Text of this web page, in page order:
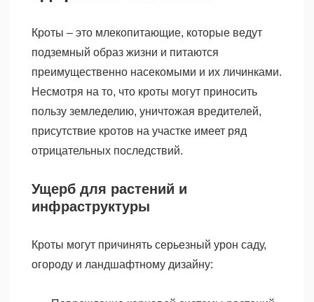
Кроты – это млекопитающие, которые ведут
подземный образ жизни и питаются
преимущественно насекомыми и их личинками.
Несмотря на то, что кроты могут приносить
пользу земледелию, уничтожая вредителей,
присутствие кротов на участке имеет ряд
отрицательных последствий.
Ущерб для растений и
инфраструктуры
Кроты могут причинять серьезный урон саду,
огороду и ландшафтному дизайну: